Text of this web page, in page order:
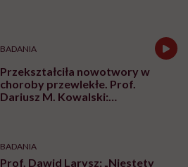
BADANIA
Przekształciła nowotwory w
choroby przewlekłe. Prof.
Dariusz M. Kowalski:
BADANIA
Prof. Dawid Larysz: „Niestety